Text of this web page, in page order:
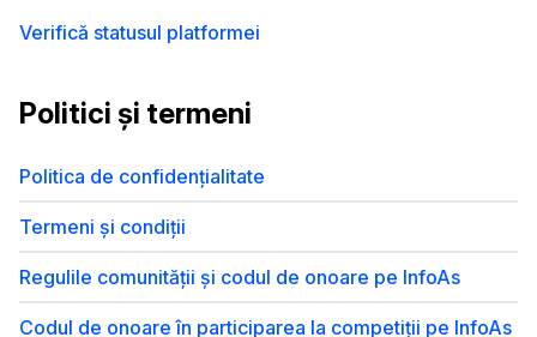
Verifică statusul platformei
Politici și termeni
Politica de confidențialitate
Termeni și condiții
Regulile comunității și codul de onoare pe InfoAs
Codul de onoare în participarea la competiții pe InfoAs